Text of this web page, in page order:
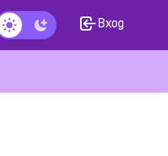
Тъмен режим
Вход